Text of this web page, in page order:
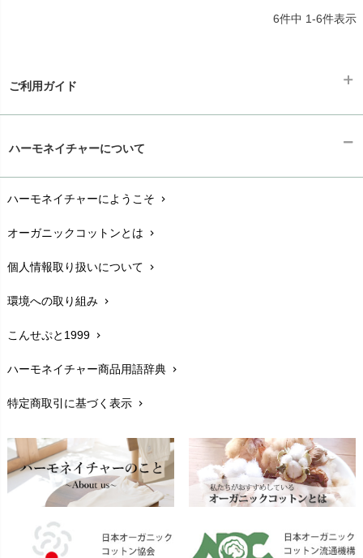
6件中 1-6件表示
ご利用ガイド
配送と送料chevron_right
在庫状況と発送予定chevron_right
サイズ・寸法chevron_right
生地・素材chevron_right
お手入れについて
レビューを書こうchevron_right
返品交換chevron_right
FAXでのご注文
お問い合わせchevron_right
ハーモネイチャーについて
ハーモネイチャーにようこそ chevron_right
オーガニックコットンとは chevron_right
個人情報取り扱いについて chevron_right
環境への取り組み chevron_right
こんせぷと1999 chevron_right
ハーモネイチャー商品用語辞典 chevron_right
特定商取引に基づく表示 chevron_right